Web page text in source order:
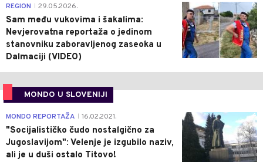
0
REGION 29.05.2026.
Sam među vukovima i šakalima:
Nevjerovatna reportaža o jedinom
stanovniku zaboravljenog zaseoka u
Dalmaciji (VIDEO)
MONDO U SLOVENIJI
4
MONDO REPORTAŽA 16.02.2021.
"Socijalističko čudo nostalgično za
Jugoslavijom": Velenje je izgubilo naziv,
ali je u duši ostalo Titovo!